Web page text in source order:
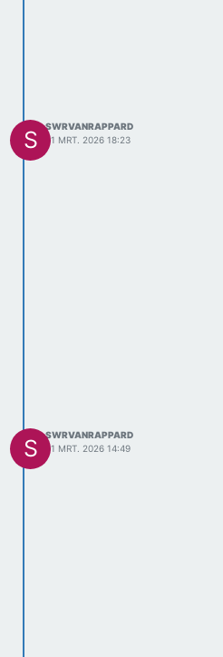
S
SWRVANRAPPARD
31 MRT. 2026 18:23
S
SWRVANRAPPARD
31 MRT. 2026 14:49